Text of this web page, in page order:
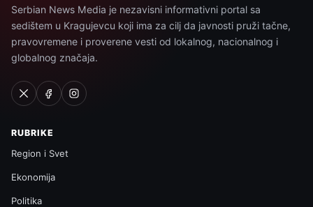
Serbian News Media je nezavisni informativni portal sa
sedištem u Kragujevcu koji ima za cilj da javnosti pruži tačne,
pravovremene i proverene vesti od lokalnog, nacionalnog i
globalnog značaja.
RUBRIKE
Region i Svet
Ekonomija
Politika